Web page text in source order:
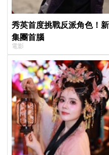
秀英首度挑戰反派角色！
集團首腦
電影